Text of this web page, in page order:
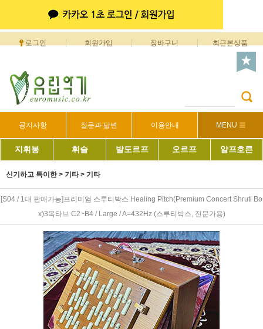
로그인 회원가입 장바구니 최근본상품
공지사항 질문과 답변 이용안내 MENU
지휘봉 휘슬 발도르프 오르프 알프호른
신기하고 특이한> 기타> 기타
[S04 / 1대 판매가능]프리미엄 스루티박스 Healing Pitch(Premium Concert Shruti Bo
x)3옥타브 C2~B4 / Large / A=432Hz (스루티박스, 전문가용)